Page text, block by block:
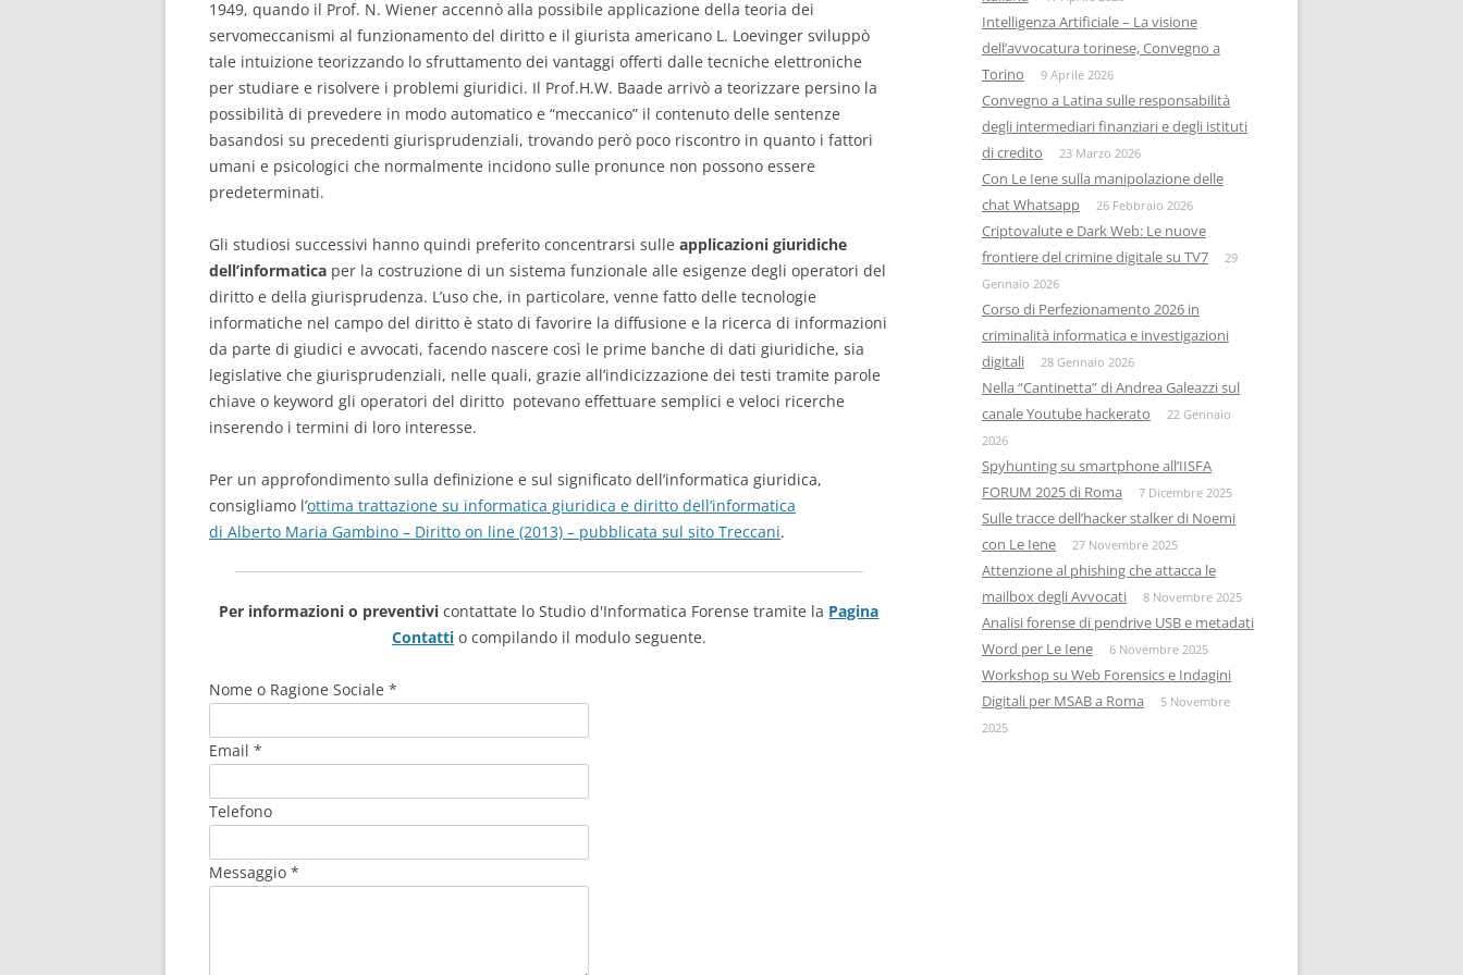
1949, quando il Prof. N. Wiener accennò alla possibile applicazione della teoria dei
servomeccanismi al funzionamento del diritto e il giurista americano L. Loevinger sviluppò
tale intuizione teorizzando lo sfruttamento dei vantaggi offerti dalle tecniche elettroniche
per studiare e risolvere i problemi giuridici. Il Prof.H.W. Baade arrivò a teorizzare persino la
possibilità di prevedere in modo automatico e “meccanico” il contenuto delle sentenze
basandosi su precedenti giurisprudenziali, trovando però poco riscontro in quanto i fattori
umani e psicologici che normalmente incidono sulle pronunce non possono essere
predeterminati.
Gli studiosi successivi hanno quindi preferito concentrarsi sulle applicazioni giuridiche
dell’informatica per la costruzione di un sistema funzionale alle esigenze degli operatori del
diritto e della giurisprudenza. L’uso che, in particolare, venne fatto delle tecnologie
informatiche nel campo del diritto è stato di favorire la diffusione e la ricerca di informazioni
da parte di giudici e avvocati, facendo nascere così le prime banche di dati giuridiche, sia
legislative che giurisprudenziali, nelle quali, grazie all’indicizzazione dei testi tramite parole
chiave o keyword gli operatori del diritto potevano effettuare semplici e veloci ricerche
inserendo i termini di loro interesse.
Per un approfondimento sulla definizione e sul significato dell’informatica giuridica,
consigliamo l’ottima trattazione su informatica giuridica e diritto dell’informatica
di Alberto Maria Gambino – Diritto on line (2013) – pubblicata sul sito Treccani.
Per informazioni o preventivi contattate lo Studio d'Informatica Forense tramite la Pagina
Contattio compilando il modulo seguente.
Nome o Ragione Sociale *
Email *
Telefono
Messaggio *
Intelligenza Artificiale – La visione
dell’avvocatura torinese, Convegno a
Torino
9 Aprile 2026
Convegno a Latina sulle responsabilità
degli intermediari finanziari e degli istituti
di credito
23 Marzo 2026
Con Le Iene sulla manipolazione delle
chat Whatsapp
26 Febbraio 2026
Criptovalute e Dark Web: Le nuove
frontiere del crimine digitale su TV7
29
Gennaio 2026
Corso di Perfezionamento 2026 in
criminalità informatica e investigazioni
digitali
28 Gennaio 2026
Nella “Cantinetta” di Andrea Galeazzi sul
canale Youtube hackerato
22 Gennaio
2026
Spyhunting su smartphone all’IISFA
FORUM 2025 di Roma
7 Dicembre 2025
Sulle tracce dell’hacker stalker di Noemi
con Le Iene
27 Novembre 2025
Attenzione al phishing che attacca le
mailbox degli Avvocati
8 Novembre 2025
Analisi forense di pendrive USB e metadati
Word per Le Iene
6 Novembre 2025
Workshop su Web Forensics e Indagini
Digitali per MSAB a Roma
5 Novembre
2025